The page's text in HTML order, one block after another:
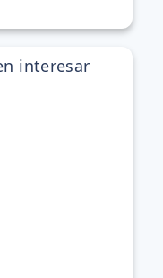
interesar